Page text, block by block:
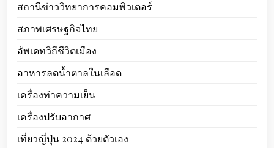
สถานีข่าววิทยาการคอมพิวเตอร์
สภาพเศรษฐกิจไทย
อัพเดทวิถีชีวิตเมือง
อาหารลดน้ำตาลในเลือด
เครื่องทำความเย็น
เครื่องปรับอากาศ
เที่ยวญี่ปุ่น 2024 ด้วยตัวเอง